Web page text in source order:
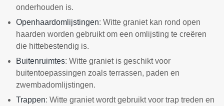
onderhouden is.
Openhaardomlijstingen: Witte graniet kan rond open
haarden worden gebruikt om een omlijsting te creëren
die hittebestendig is.
Buitenruimtes: Witte graniet is geschikt voor
buitentoepassingen zoals terrassen, paden en
zwembadomlijstingen.
Trappen: Witte graniet wordt gebruikt voor trap treden en